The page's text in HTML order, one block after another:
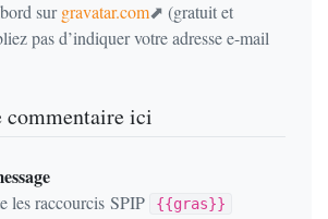
surgravatar.com
(gratuit et
pas d’indiquer votre adresse e-mail
ici
les raccourcis SPIP
{{gras}}